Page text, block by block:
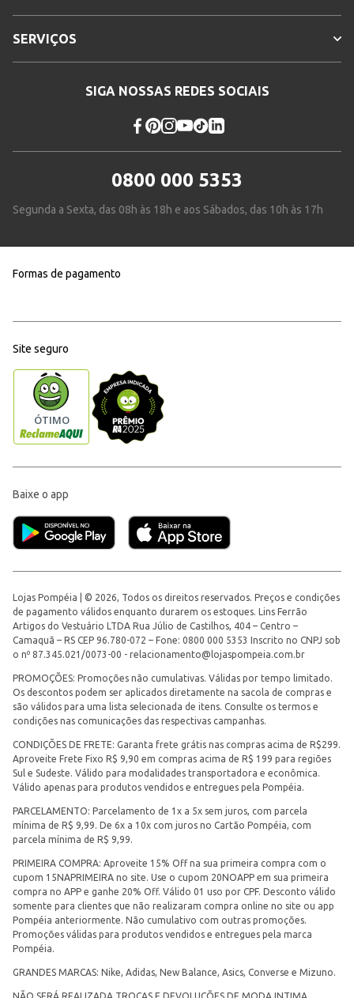
SERVIÇOS
SIGA NOSSAS REDES SOCIAIS
0800 000 5353
Segunda a Sexta, das 08h às 18h e aos Sábados, das 10h às 17h
Formas de pagamento
Site seguro
Baixe o app
Lojas Pompéia | © 2026, Todos os direitos reservados. Preços e condições
de pagamento válidos enquanto durarem os estoques. Lins Ferrão
Artigos do Vestuário LTDA Rua Júlio de Castilhos, 404 – Centro –
Camaquã – RS CEP 96.780-072 – Fone: 0800 000 5353 Inscrito no CNPJ sob
o nº 87.345.021/0073-00 - relacionamento@lojaspompeia.com.br
PROMOÇÕES: Promoções não cumulativas. Válidas por tempo limitado.
Os descontos podem ser aplicados diretamente na sacola de compras e
são válidos para uma lista selecionada de itens. Consulte os termos e
condições nas comunicações das respectivas campanhas.
CONDIÇÕES DE FRETE: Garanta frete grátis nas compras acima de R$299.
Aproveite Frete Fixo R$ 9,90 em compras acima de R$ 199 para regiões
Sul e Sudeste. Válido para modalidades transportadora e econômica.
Válido apenas para produtos vendidos e entregues pela Pompéia.
PARCELAMENTO: Parcelamento de 1x a 5x sem juros, com parcela
mínima de R$ 9,99. De 6x a 10x com juros no Cartão Pompéia, com
parcela mínima de R$ 9,99.
PRIMEIRA COMPRA: Aproveite 15% Off na sua primeira compra com o
cupom 15NAPRIMEIRA no site. Use o cupom 20NOAPP em sua primeira
compra no APP e ganhe 20% Off. Válido 01 uso por CPF. Desconto válido
somente para clientes que não realizaram compra online no site ou app
Pompéia anteriormente. Não cumulativo com outras promoções.
Promoções válidas para produtos vendidos e entregues pela marca
Pompéia.
GRANDES MARCAS: Nike, Adidas, New Balance, Asics, Converse e Mizuno.